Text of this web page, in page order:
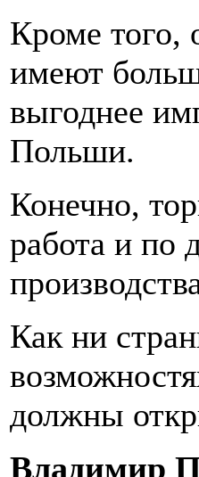
Кроме того,
имеют
выгоднее
Польши.
Конечно,
работа и по
Как ни
должны
Владимир